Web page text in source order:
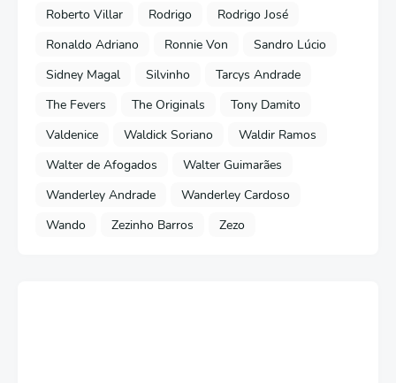
Roberto Villar
Rodrigo
Rodrigo José
Ronaldo Adriano
Ronnie Von
Sandro Lúcio
Sidney Magal
Silvinho
Tarcys Andrade
The Fevers
The Originals
Tony Damito
Valdenice
Waldick Soriano
Waldir Ramos
Walter de Afogados
Walter Guimarães
Wanderley Andrade
Wanderley Cardoso
Wando
Zezinho Barros Zezo